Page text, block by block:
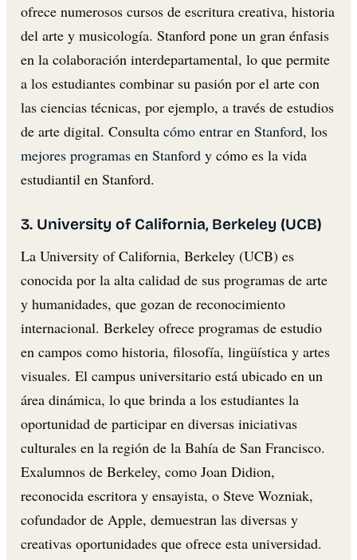
ofrece numerosos cursos de escritura creativa, historia
del arte y musicología. Stanford pone un gran énfasis
en la colaboración interdepartamental, lo que permite
a los estudiantes combinar su pasión por el arte con
las ciencias técnicas, por ejemplo, a través de estudios
de arte digital. Consulta cómo entrar en Stanford, los
mejores programas en Stanford y cómo es la vida
estudiantil en Stanford.
3. University of California, Berkeley (UCB)
La University of California, Berkeley (UCB) es
conocida por la alta calidad de sus programas de arte
y humanidades, que gozan de reconocimiento
internacional. Berkeley ofrece programas de estudio
en campos como historia, filosofía, lingüística y artes
visuales. El campus universitario está ubicado en un
área dinámica, lo que brinda a los estudiantes la
oportunidad de participar en diversas iniciativas
culturales en la región de la Bahía de San Francisco.
Exalumnos de Berkeley, como Joan Didion,
reconocida escritora y ensayista, o Steve Wozniak,
cofundador de Apple, demuestran las diversas y
creativas oportunidades que ofrece esta universidad.